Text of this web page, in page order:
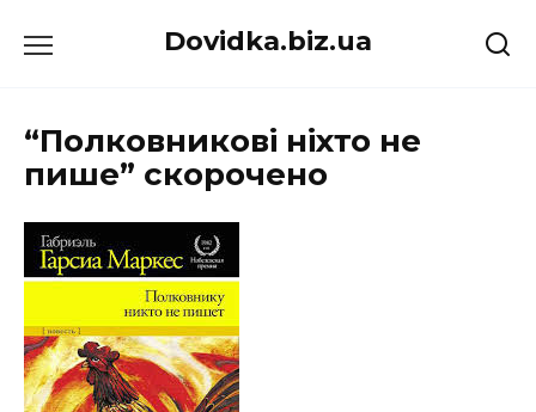
до
Dovidka.biz.ua
“Полковникові ніхто не
пише” скорочено